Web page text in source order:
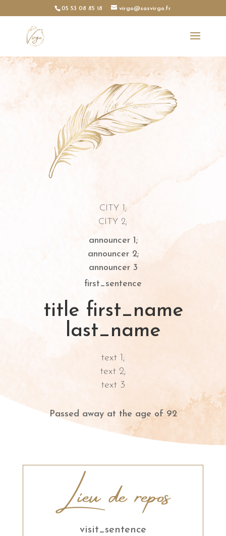
05 53 08 85 18 virgo@sasvirgo.fr
CITY 1;
CITY 2;
announcer 1;
announcer 2;
announcer 3
first_sentence
title first_name
last_name
text 1;
text 2;
text 3
Passed away at the age of 92
Lieu de repos
visit_sentence